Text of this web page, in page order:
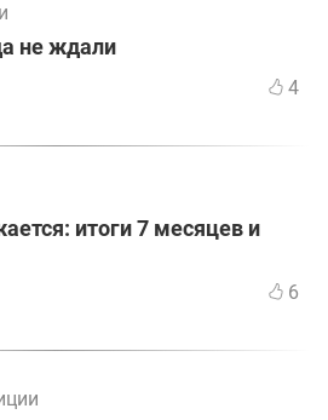
не ждали
4
итоги 7 месяцев и
6